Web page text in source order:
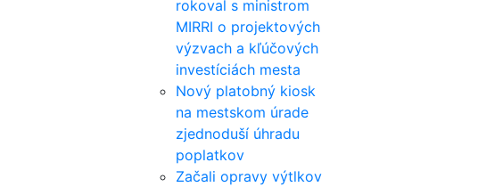
rokoval s ministrom
MIRRI o projektových
výzvach a kľúčových
investíciách mesta
Nový platobný kiosk
na mestskom úrade
zjednoduší úhradu
poplatkov
Začali opravy výtlkov